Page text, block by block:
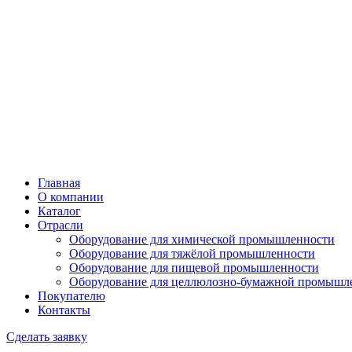
Главная
О компании
Каталог
Отрасли
Оборудование для химической промышленности
Оборудование для тяжёлой промышленности
Оборудование для пищевой промышленности
Оборудование для целлюлозно-бумажной
Покупателю
Контакты
Сделать заявку